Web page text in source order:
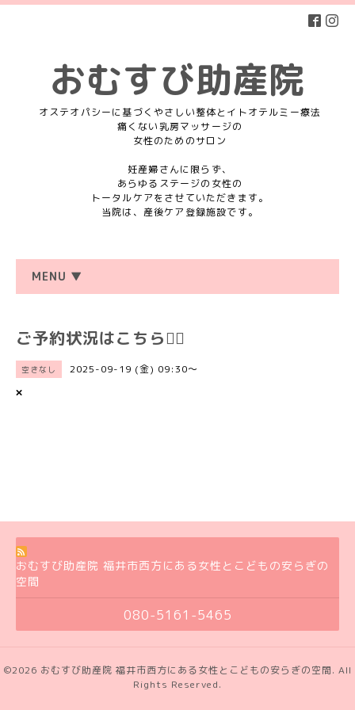
おむすび助産院
オステオパシーに基づくやさしい整体とイトオテルミー療法
痛くない乳房マッサージの
女性のためのサロン
妊産婦さんに限らず、
あらゆるステージの女性の
トータルケアをさせていただきます。
当院は、産後ケア登録施設です。
MENU ▼
ご予約状況はこちら💁‍♀️
空きなし 2025-09-19 (金) 09:30～
×
おむすび助産院 福井市西方にある女性とこどもの安らぎの
空間
080-5161-5465
©2026 おむすび助産院 福井市西方にある女性とこどもの安らぎの空間. All
Rights Reserved.